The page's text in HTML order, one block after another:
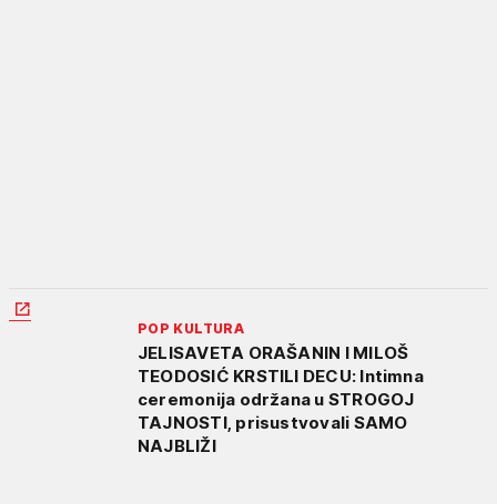
POP KULTURA
JELISAVETA ORAŠANIN I MILOŠ
TEODOSIĆ KRSTILI DECU: Intimna
ceremonija održana u STROGOJ
TAJNOSTI, prisustvovali SAMO
NAJBLIŽI